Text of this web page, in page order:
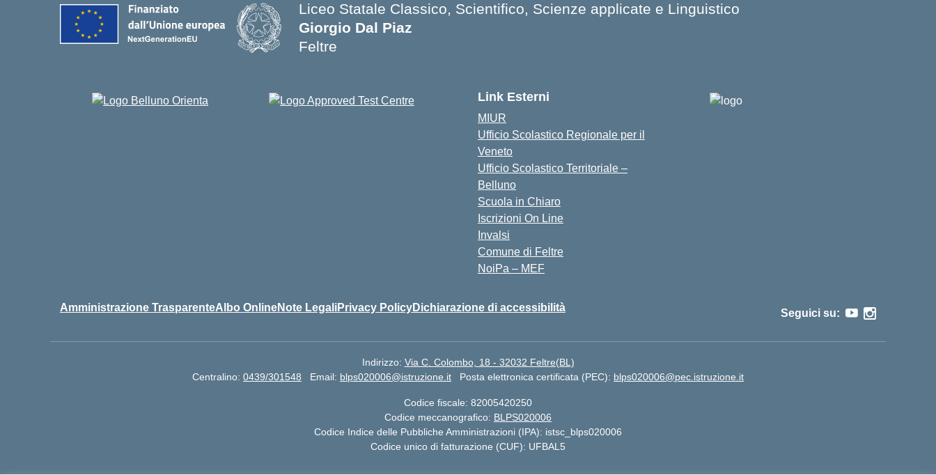
Liceo Statale Classico, Scientifico, Scienze applicate e Linguistico
Giorgio Dal Piaz
Feltre
Link Esterni
MIUR
Ufficio Scolastico Regionale per il
Veneto
Ufficio Scolastico Territoriale –
Belluno
Scuola in Chiaro
Iscrizioni On Line
Invalsi
Comune di Feltre
NoiPa – MEF
Amministrazione TrasparenteAlbo OnlineNote LegaliPrivacy PolicyDichiarazione di accessibilità Seguici su:
Indirizzo: Via C. Colombo, 18 - 32032 Feltre(BL)
Centralino: 0439/301548 Email: blps020006@istruzione.it Posta elettronica certificata (PEC): blps020006@pec.istruzione.it
Codice fiscale: 82005420250
Codice meccanografico: BLPS020006
Codice Indice delle Pubbliche Amministrazioni (IPA): istsc_blps020006
Codice unico di fatturazione (CUF): UFBAL5